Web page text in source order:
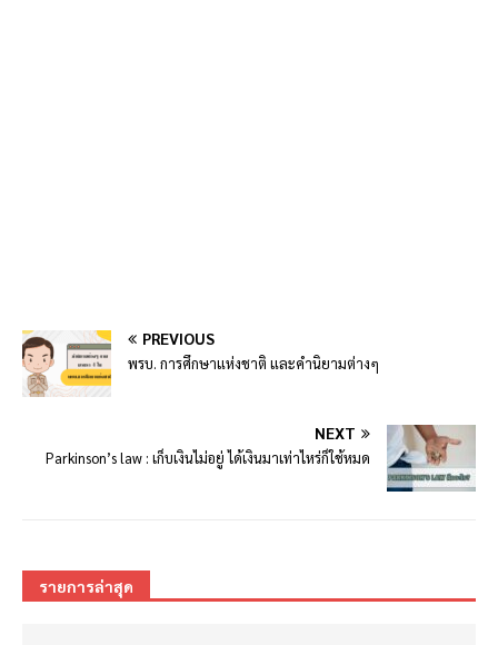
PREVIOUS
พรบ. การศึกษาแห่งชาติ และคำนิยามต่างๆ
NEXT
Parkinson’s law : เก็บเงินไม่อยู่ ได้เงินมาเท่าไหร่ก็ใช้หมด
รายการล่าสุด